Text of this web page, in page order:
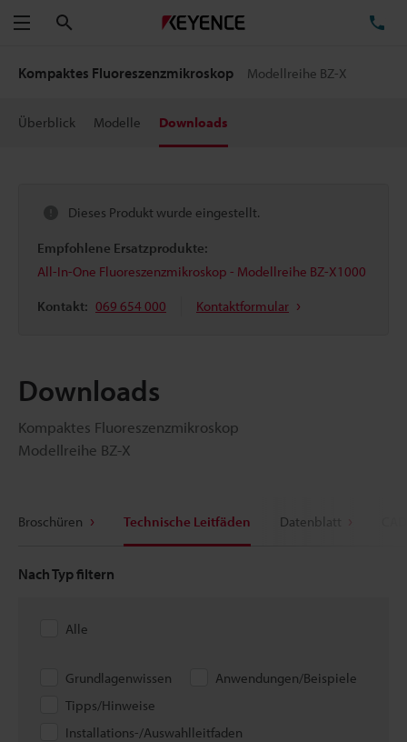
Menü
Kompaktes Fluoreszenzmikroskop Modellreihe BZ-X
Überblick Modelle Downloads
Dieses Produkt wurde eingestellt.
Empfohlene Ersatzprodukte:
All-In-One Fluoreszenzmikroskop - Modellreihe BZ-X1000
Kontakt: 069 654 000 Kontaktformular
Downloads
Kompaktes Fluoreszenzmikroskop
Modellreihe BZ-X
Broschüren Technische Leitfäden Datenblatt
Nach Typ filtern
Alle
Grundlagenwissen
Anwendungen/Beispiele
Tipps/Hinweise
Installations-/Auswahlleitfaden